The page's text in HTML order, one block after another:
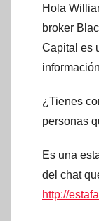
Hola
broker
Capital es
¿Tienes
personas
Es una
del chat
http://